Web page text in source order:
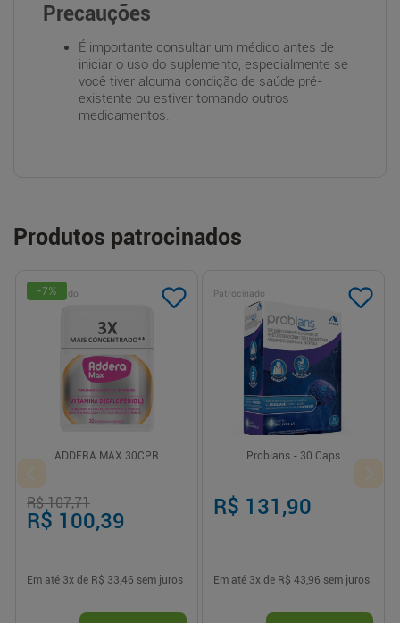
Precauções
É importante consultar um médico antes de
iniciar o uso do suplemento, especialmente se
você tiver alguma condição de saúde pré-
existente ou estiver tomando outros
medicamentos.
Produtos patrocinados
Patrocinado
-7%
ADDERA MAX 30CPR
R$ 107,71
R$ 100,39
Em até 3x de R$ 33,46 sem juros
Patrocinado
Probians - 30 Caps
R$ 131,90
Em até 3x de R$ 43,96 sem juros